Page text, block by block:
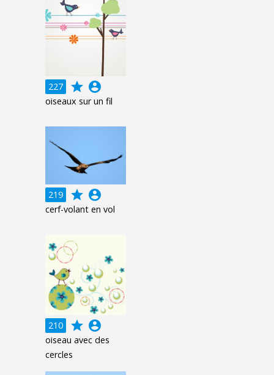
227 grade account_circle
oiseaux sur un fil
219 grade account_circle
cerf-volant en vol
210 grade account_circle
oiseau avec des
cercles